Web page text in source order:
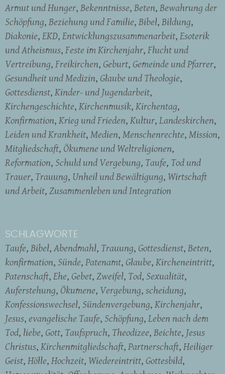
Armut und Hunger Bekenntnisse Beten Bewahrung der
Schöpfung Beziehung und Familie Bibel Bildung
Diakonie EKD Entwicklungszusammenarbeit Esoterik
und Atheismus Feste im Kirchenjahr Flucht und
Vertreibung Freikirchen Geburt Gemeinde und Pfarrer
Gesundheit und Medizin Glaube und Theologie
Gottesdienst Kinder- und Jugendarbeit
Kirchengeschichte Kirchenmusik Kirchentag
Konfirmation Krieg und Frieden Kultur Landeskirchen
Leiden und Krankheit Medien Menschenrechte Mission
Mitgliedschaft Ökumene und Weltreligionen
Reformation Schuld und Vergebung Taufe Tod und
Trauer Trauung Unheil und Bewältigung Wirtschaft
und Arbeit Zusammenleben und Integration
SCHLAGWORTE
Taufe Bibel Abendmahl Trauung Gottesdienst Beten
konfirmation Sünde Patenamt Glaube Kircheneintritt
Patenschaft Ehe Gebet Zweifel Tod Sexualität
Auferstehung Ökumene Vergebung scheidung
Konfessionswechsel Sündenvergebung Kirchenjahr
Jesus evangelische Taufe Schöpfung Leben nach dem
Tod liebe Gott Taufspruch Theodizee Beichte Jesus
Christus Kirchenmitgliedschaft Partnerschaft Heiliger
Geist Hölle Hochzeit Wiedereintritt Gottesbild